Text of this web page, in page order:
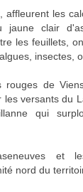
affleurent les
jaune clair
les feuillets,
insectes,
rouges de
les versants du
qui
et
nord du